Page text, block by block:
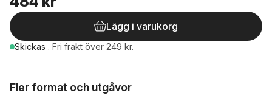
Lägg i varukorg
Skickas . Fri frakt över 249 kr.
Fler format och utgåvor